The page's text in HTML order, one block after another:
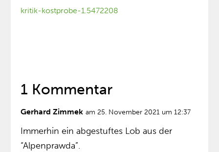
kritik-kostprobe-1.5472208
1 Kommentar
Gerhard Zimmek am 25. November 2021 um 12:37
Immerhin ein abgestuftes Lob aus der
“Alpenprawda”.